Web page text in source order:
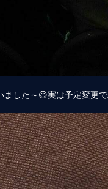
した～😃実は予定変更